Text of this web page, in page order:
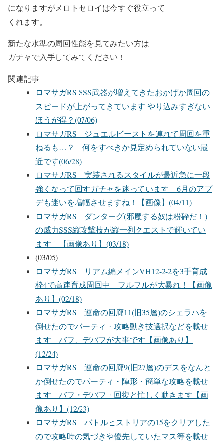
になりますがメロトセロイは今すぐ役立って
くれます。
新たな水準の周回性能を見てみたい方は
ガチャで入手してみてください！
関連記事
ロマサガRS SSS武器が増えてきたおかげか周回の
スピードが上がってきています やり込みすぎない
ほうが得？(07/06)
ロマサガRS ジュエルビーストを連れて周回を重
ねるも…？ 何をすべきか見定められていない最
近です(06/28)
ロマサガRS 実装されるスタイルが最近急に一段
強くなって回すガチャを迷っています 6月のアプ
デも迷いを増幅させますね！【画像】(04/11)
ロマサガRS ダンターグ(邪魔する奴は粉砕だ！)
の威力SSS縦攻撃技が縦一列クエストで輝いてい
ます！【画像あり】(03/18)
(03/05)
ロマサガRS リアム編メインVH12-2-2を3手育成
枠4で高速育成周回中 フルフルが大暴れ！【画像
あり】(02/18)
ロマサガRS 運命の回廊11(旧35層)のシェラハを
倒せたのでパーティ・攻略動き技選択などを載せ
ます バフ、デバフが大事です【画像あり】
(12/24)
ロマサガRS 運命の回廊9(旧27層)のデスをなんと
か倒せたのでパーティ・陣形・簡単な攻略を載せ
ます バフ・デバフ・回復と忙しく動きます【画
像あり】(12/23)
ロマサガRS バトルヒストリアの15をクリアした
ので攻略時の気づきや優先していたマス等を載せ